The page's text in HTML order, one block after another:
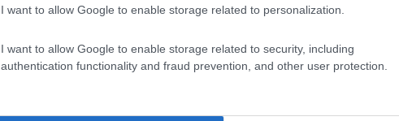
I want to allow Google to enable storage related to personalization.
I want to allow Google to enable storage related to security, including
authentication functionality and fraud prevention, and other user protection.